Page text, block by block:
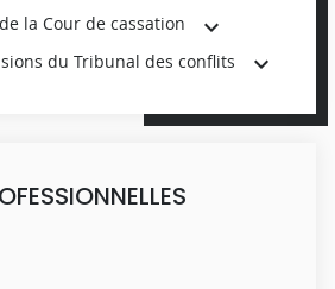
la Cour de cassation
du Tribunal des conflits